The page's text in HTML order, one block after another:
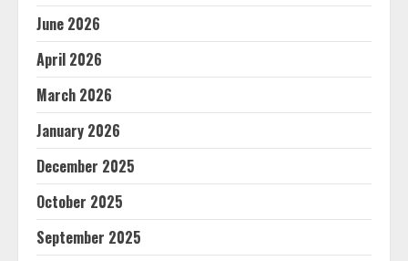
June 2026
April 2026
March 2026
January 2026
December 2025
October 2025
September 2025